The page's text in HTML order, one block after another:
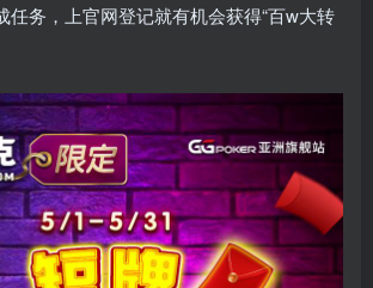
任务，上官网登记就有机会获得“百w大转